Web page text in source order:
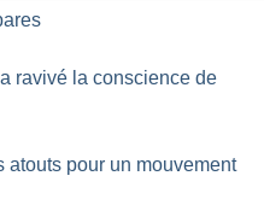
ravivé la conscience de
atouts pour un mouvement